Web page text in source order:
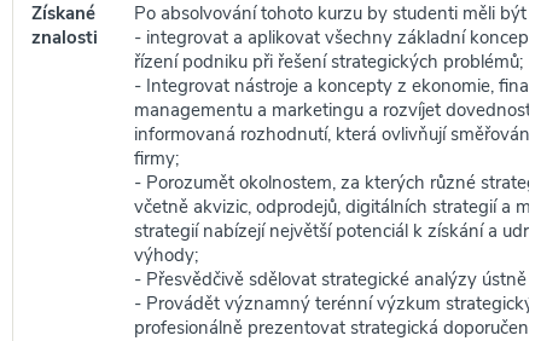
Získané
znalosti
Po absolvování tohoto kurzu by studenti měli být
- integrovat a aplikovat všechny základní
řízení podniku při řešení strategických problémů;
- Integrovat nástroje a koncepty z ekonomie,
managementu a marketingu a rozvíjet dovednost
informovaná rozhodnutí, která ovlivňují
firmy;
- Porozumět okolnostem, za kterých různé
včetně akvizic, odprodejů, digitálních strategií a
strategií nabízejí největší potenciál k získání a
výhody;
- Přesvědčivě sdělovat strategické analýzy ústně i
- Provádět významný terénní výzkum
profesionálně prezentovat strategická doporučení.